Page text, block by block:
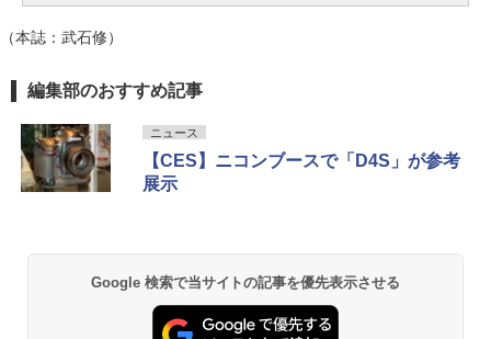
（本誌：武石修）
編集部のおすすめ記事
ニュース
【CES】ニコンブースで「D4S」が参考
展示
Google 検索で当サイトの記事を優先表示させる